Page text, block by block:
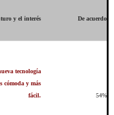
y el interés De acuerdo
tecnología
cómoda y más
fácil.
54%